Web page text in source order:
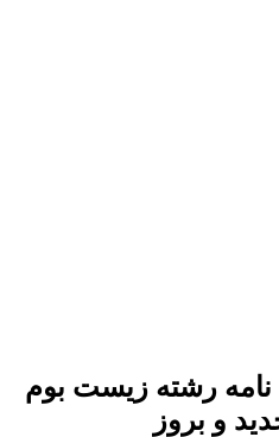
نامه رشته زیست بوم
و بروز